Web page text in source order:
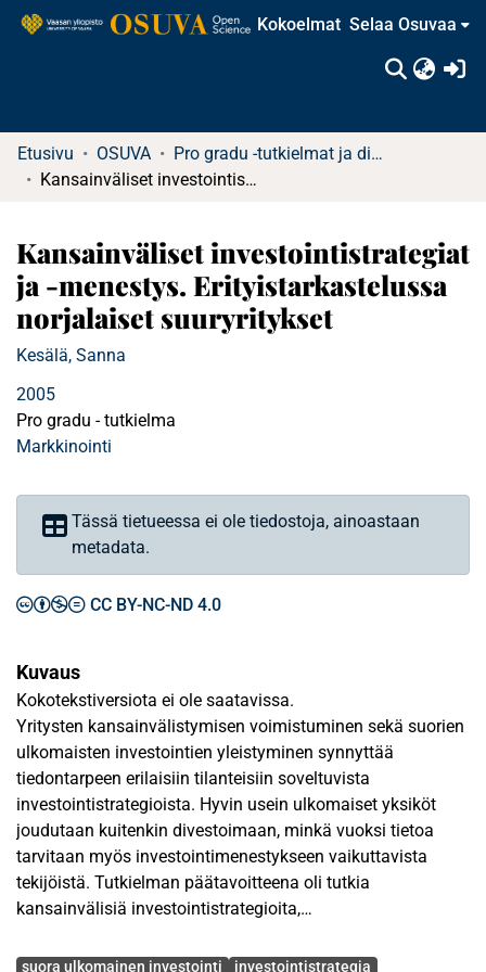
Kokoelmat Selaa Osuvaa
Etusivu OSUVA
Pro gradu -tutkielmat ja diplomityöt
Kansainväliset investointistrategiat ja -menestys. Erityistarkastelussa norjalaiset suuryritykset
Kansainväliset investointistrategiat
ja -menestys. Erityistarkastelussa
norjalaiset suuryritykset
Kesälä, Sanna
2005
Pro gradu - tutkielma
Markkinointi
Tässä tietueessa ei ole tiedostoja, ainoastaan
metadata.
CC BY-NC-ND 4.0
Kuvaus
Kokotekstiversiota ei ole saatavissa.
Yritysten kansainvälistymisen voimistuminen sekä suorien
ulkomaisten investointien yleistyminen synnyttää
tiedontarpeen erilaisiin tilanteisiin soveltuvista
investointistrategioista. Hyvin usein ulkomaiset yksiköt
joudutaan kuitenkin divestoimaan, minkä vuoksi tietoa
tarvitaan myös investointimenestykseen vaikuttavista
tekijöistä. Tutkielman päätavoitteena oli tutkia
kansainvälisiä investointistrategioita,
Avainsanat
suora ulkomainen investointi investointistrategia